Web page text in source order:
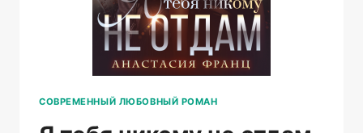
СОВРЕМЕННЫЙ ЛЮБОВНЫЙ РОМАН